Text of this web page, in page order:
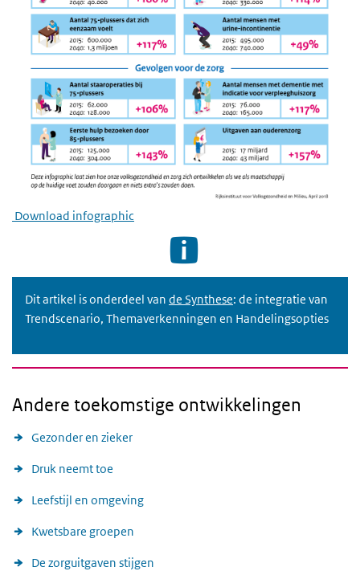
Download infographic
Dit artikel is onderdeel van de Synthese: de integratie van
Trendscenario, Themaverkenningen en Handelingsopties
Andere toekomstige ontwikkelingen
Gezonder en zieker
Druk neemt toe
Leefstijl en omgeving
Kwetsbare groepen
De zorguitgaven stijgen